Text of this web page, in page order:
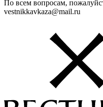
По всем вопросам,
vestnikkavkaza@mail.ru